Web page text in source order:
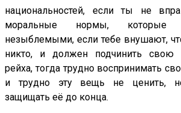
национальностей, если ты не
моральные нормы, которые
незыблемыми, если тебе внушают,
никто, и должен подчинить свою
рейха, тогда трудно воспринимать
и трудно эту вещь не ценить,
защищать её до конца.